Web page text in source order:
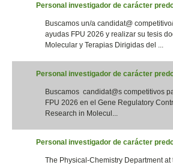
Personal investigador de carácter
Buscamos un/a candidat@
ayudas FPU 2026 y realizar su tesis
Molecular y Terapias Dirigidas del ...
Personal investigador de carácter
Buscamos candidat@s competitivos
FPU 2026 en el Gene Regulatory
Research in Molecul...
Personal investigador de carácter
The Physical-Chemistry Department